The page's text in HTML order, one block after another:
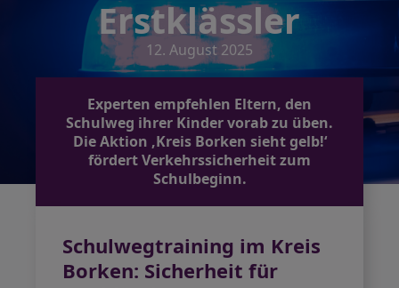
Erstklässler
12. August 2025
Experten empfehlen Eltern, den
Schulweg ihrer Kinder vorab zu üben.
Die Aktion ‚Kreis Borken sieht gelb!‘
fördert Verkehrssicherheit zum
Schulbeginn.
Schulwegtraining im Kreis
Borken: Sicherheit für